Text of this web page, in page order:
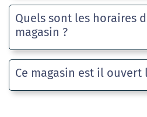
Quels sont les horaires
magasin ?
Ce magasin est il ouvert